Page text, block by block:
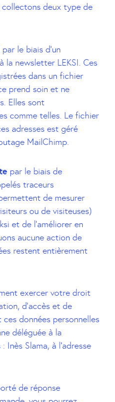
collectons deux type de
par le biais d’un
la newsletter LEKSI. Ces
dans un fichier
prend soin et ne
Elles sont
comme telles. Le fichier
adresses est géré
MailChimp.
par le biais de
traceurs
de mesurer
ou de visiteuses)
et de l’améliorer en
aucune action de
restent entièrement
exercer votre droit
d’accès et de
données personnelles
déléguée à la
Slama, à l’adresse
de réponse